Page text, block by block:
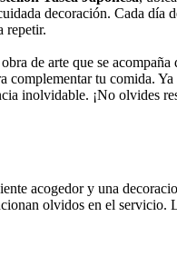
decoración. Cada
repetir.
de arte que se
tu comida.
inolvidable. ¡No olvides
acogedor y una
olvidos en el servicio.